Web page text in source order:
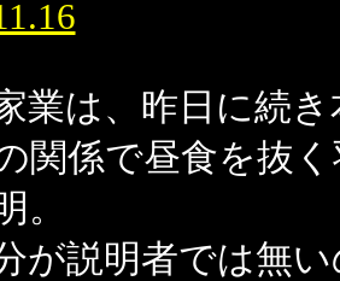
業は、昨日に続き
関係で昼食を抜く
。
が説明者では無